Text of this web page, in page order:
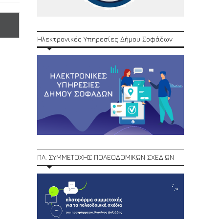
Ηλεκτρονικές Υπηρεσίες Δήμου Σοφάδων
ΠΛ. ΣΥΜΜΕΤΟΧΗΣ ΠΟΛΕΟΔΟΜΙΚΩΝ ΣΧΕΔΙΩΝ